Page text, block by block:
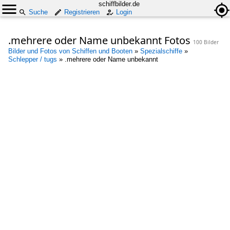
schiffbilder.de
Suche
Registrieren Login
.mehrere oder Name unbekannt Fotos 100 Bilder
Bilder und Fotos von Schiffen und Booten » Spezialschiffe »
Schlepper / tugs » .mehrere oder Name unbekannt